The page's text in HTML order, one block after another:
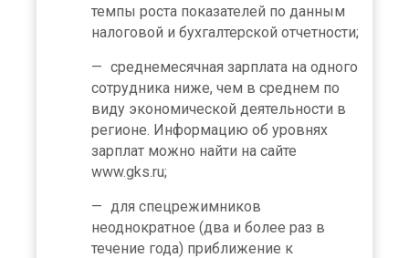
темпы роста показателей по данным
налоговой и бухгалтерской отчетности;
среднемесячная зарплата на одного
сотрудника ниже, чем в среднем по
виду экономической деятельности в
регионе. Информацию об уровнях
зарплат можно найти на сайте
www.gks.ru;
для спецрежимников
неоднократное (два и более раз в
течение года) приближение к